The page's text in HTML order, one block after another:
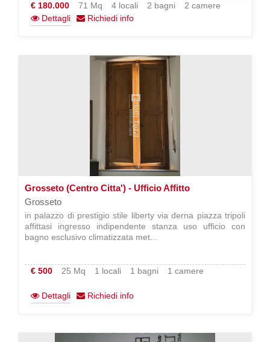
€ 180.000 71 Mq 4 locali 2 bagni
2 camere
Dettagli
Richiedi info
Grosseto (Centro Citta') - Ufficio Affitto
Grosseto
in palazzo di prestigio stile liberty via derna piazza tripoli
affittasi ingresso indipendente stanza uso ufficio con
bagno esclusivo climatizzata met...
€ 500 25 Mq 1 locali 1 bagni 1 camere
Dettagli Richiedi info